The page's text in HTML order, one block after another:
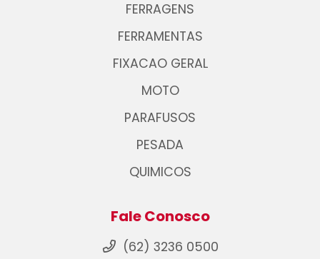
FERRAGENS
FERRAMENTAS
FIXACAO GERAL
MOTO
PARAFUSOS
PESADA
QUIMICOS
Fale Conosco
(62) 3236 0500